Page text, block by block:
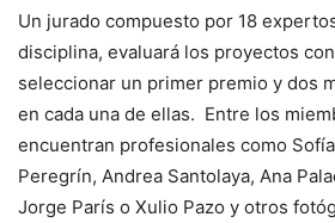
Un jurado compuesto por 18
disciplina, evaluará los proyectos
seleccionar un primer premio y dos
en cada una de ellas. Entre los
encuentran profesionales como
Peregrín, Andrea Santolaya, Ana
Jorge París o Xulio Pazo y otros